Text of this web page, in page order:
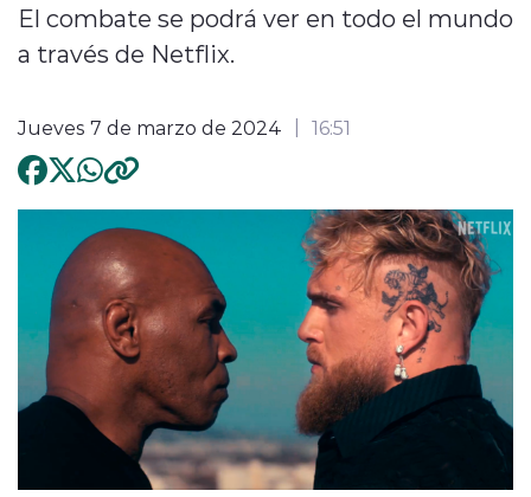
El combate se podrá ver en todo el mundo
a través de Netflix.
Jueves 7 de marzo de 2024 16:51